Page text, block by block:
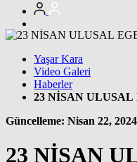
Yaşar Kara
Video Galeri
Haberler
23 NİSAN
Güncelleme: Nisan 22,
23 NİSAN